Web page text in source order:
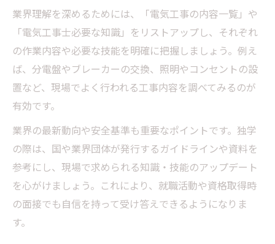
業界理解を深めるためには、「電気工事の内容一覧」や
「電気工事士必要な知識」をリストアップし、それぞれ
の作業内容や必要な技能を明確に把握しましょう。例え
ば、分電盤やブレーカーの交換、照明やコンセントの設
置など、現場でよく行われる工事内容を調べてみるのが
有効です。
業界の最新動向や安全基準も重要なポイントです。独学
の際は、国や業界団体が発行するガイドラインや資料を
参考にし、現場で求められる知識・技能のアップデート
を心がけましょう。これにより、就職活動や資格取得時
の面接でも自信を持って受け答えできるようになりま
す。